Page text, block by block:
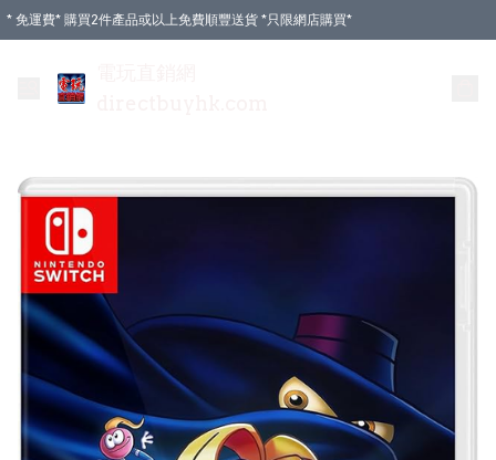
* 免運費* 購買2件產品或以上免費順豐送貨 *只限網店購買*